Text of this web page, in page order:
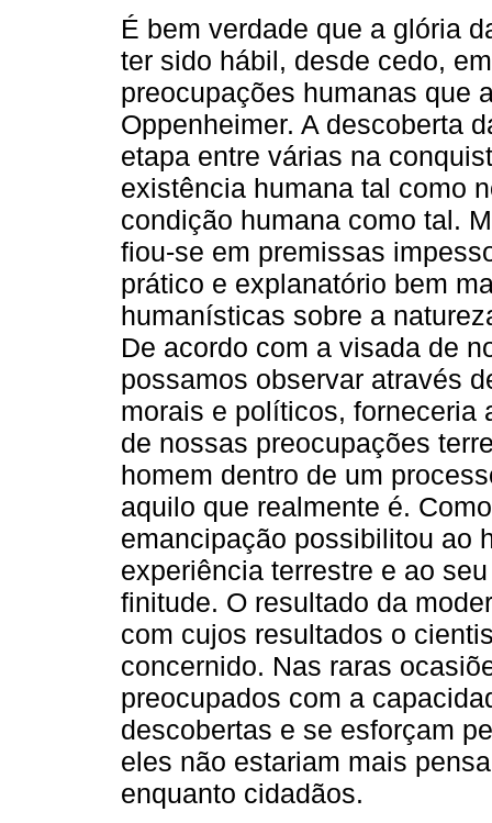
É bem verdade que a glória
ter sido hábil, desde cedo,
preocupações humanas que
Oppenheimer. A descoberta
etapa entre várias na
existência humana tal como
condição humana como tal.
fiou-se em premissas
prático e explanatório bem
humanísticas sobre a
De acordo com a visada de
possamos observar através
morais e políticos, forneceria
de nossas preocupações
homem dentro de um
aquilo que realmente é.
emancipação possibilitou ao
experiência terrestre e ao
finitude. O resultado da
com cujos resultados o
concernido. Nas raras
preocupados com a
descobertas e se esforçam
eles não estariam mais
enquanto cidadãos.